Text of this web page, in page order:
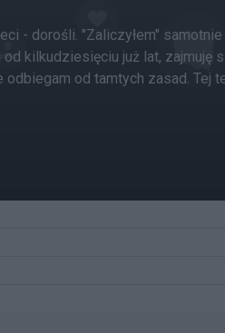
- dorośli. "Zaliczyłem"
od kilkudziesięciu już lat,
od tamtych zasad.